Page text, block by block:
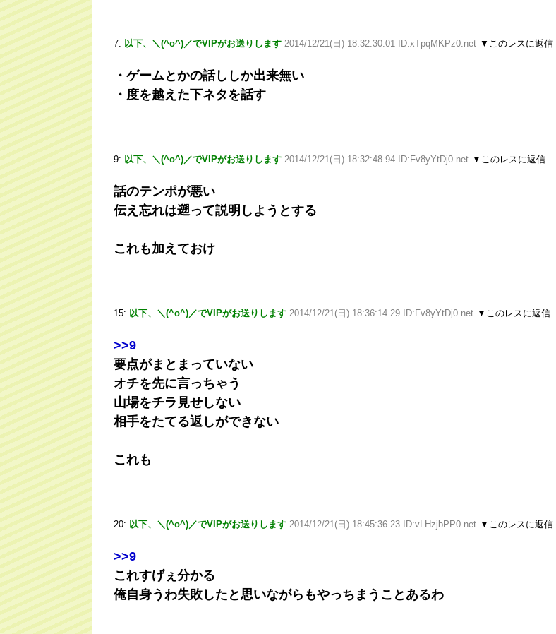
7: 以下、＼(^o^)／でVIPがお送りします 2014/12/21(日) 18:32:30.01 ID:xTpqMKPz0.net ▼このレスに返信
・ゲームとかの話ししか出来無い
・度を越えた下ネタを話す
9: 以下、＼(^o^)／でVIPがお送りします 2014/12/21(日) 18:32:48.94 ID:Fv8yYtDj0.net ▼このレスに返信
話のテンポが悪い
伝え忘れは遡って説明しようとする
これも加えておけ
15: 以下、＼(^o^)／でVIPがお送りします 2014/12/21(日) 18:36:14.29 ID:Fv8yYtDj0.net ▼このレスに返信
>>9
要点がまとまっていない
オチを先に言っちゃう
山場をチラ見せしない
相手をたてる返しができない
これも
20: 以下、＼(^o^)／でVIPがお送りします 2014/12/21(日) 18:45:36.23 ID:vLHzjbPP0.net ▼このレスに返信
>>9
これすげぇ分かる
俺自身うわ失敗したと思いながらもやっちまうことあるわ